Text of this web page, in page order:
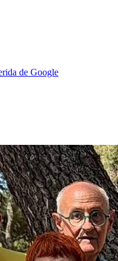
de Google